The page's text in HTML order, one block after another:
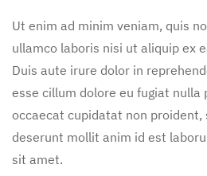
Ut enim ad minim veniam, quis
ullamco laboris nisi ut aliquip ex
Duis aute irure dolor in
esse cillum dolore eu fugiat nulla
occaecat cupidatat non proident,
deserunt mollit anim id est
sit amet.